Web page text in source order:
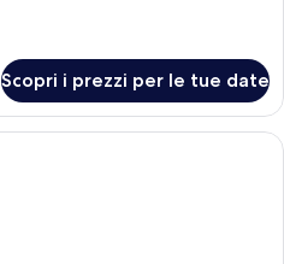
Scopri i prezzi per le tue date
Una camera da letto con un letto